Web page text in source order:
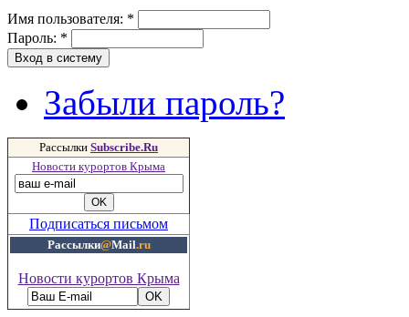
Имя пользователя: *
Пароль: *
Забыли пароль?
Рассылки Subscribe.Ru
Новости курортов Крыма
Подписаться письмом
Рассылки@Mail.ru
Новости курортов Крыма